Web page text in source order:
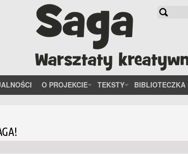
Szukaj
O PROJEKCIE TEKSTY BIBLIOTECZKA